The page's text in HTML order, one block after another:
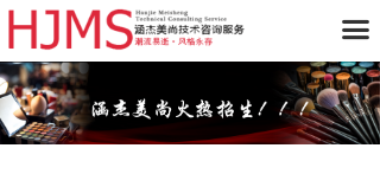
끀
首页
关于我们
课程类别